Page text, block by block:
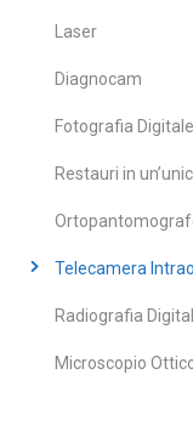
Laser
Diagnocam
Fotografia Digitale
Restauri in
Telecamera
Radiografia
Microscopio